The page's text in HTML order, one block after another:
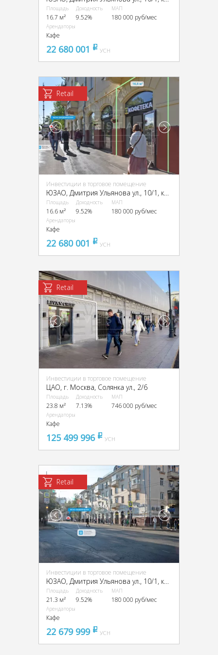
Площадь
16.7 м²
Доходность
9.52%
МАП
180 000 руб/мес
Арендаторы
Кафе
22 680 001 pуб
УСН
Retail
Инвестиции в торговое помещение
ЮЗАО, Дмитрия Ульянова ул., 10/1, кор. 1
Площадь
16.6 м²
Доходность
9.52%
МАП
180 000 руб/мес
Арендаторы
Кафе
22 680 001 pуб
УСН
Retail
Инвестиции в торговое помещение
ЦАО, г. Москва, Солянка ул., 2/6
Площадь
23.8 м²
Доходность
7.13%
МАП
746 000 руб/мес
Арендаторы
Кафе
125 499 996 pуб
УСН
Retail
Инвестиции в торговое помещение
ЮЗАО, Дмитрия Ульянова ул., 10/1, кор. 1
Площадь
21.3 м²
Доходность
9.52%
МАП
180 000 руб/мес
Арендаторы
Кафе
22 679 999 pуб
УСН